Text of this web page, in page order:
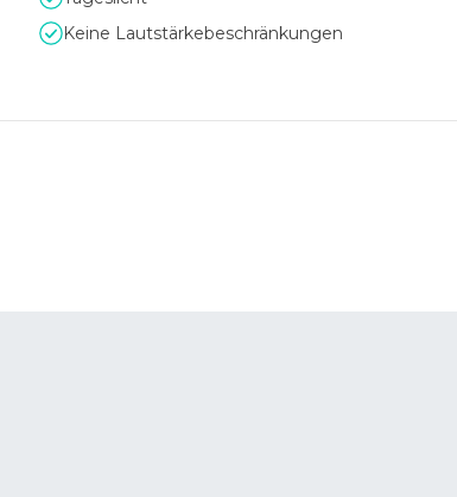
Keine Lautstärkebeschränkungen